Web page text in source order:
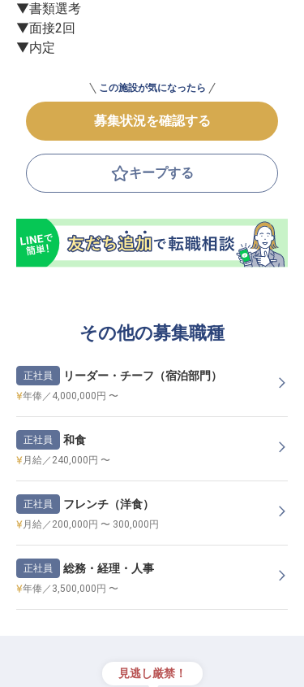
▼書類選考
▼面接2回
▼内定
この施設が気になったら
募集状況を確認する
キープする
その他の募集職種
正社員 リーダー・チーフ（宿泊部門）
年俸／4,000,000円 〜
正社員 和食
月給／240,000円 〜
正社員 フレンチ（洋食）
月給／200,000円 〜 300,000円
正社員 総務・経理・人事
年俸／3,500,000円 〜
見逃し厳禁！